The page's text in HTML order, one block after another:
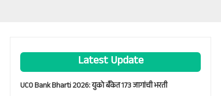
Latest Update
UCO Bank Bharti 2026: युको बँकेत 173 जागांची भरती